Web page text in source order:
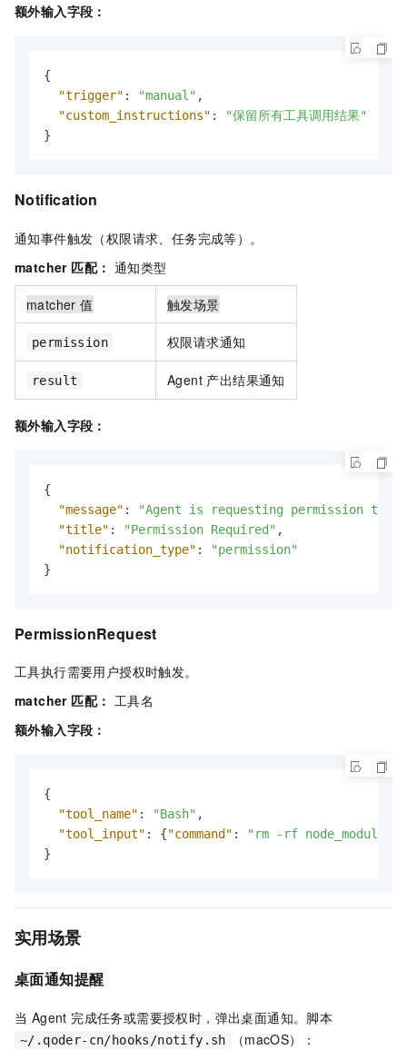
额外输入字段：
{
"trigger" : "manual" ,
"custom_instructions" :
"保留所有工具调用结果"
}
Notification
通知事件触发（权限请求、任务完成等）。
matcher 匹配： 通知类型
matcher 值 触发场景
permission 权限请求通知
result Agent 产出结果通知
额外输入字段：
{
"message" :
"Agent is requesting permission to
"title" : "Permission Required" ,
"notification_type" :
"permission"
}
PermissionRequest
工具执行需要用户授权时触发。
matcher 匹配： 工具名
额外输入字段：
{
"tool_name" : "Bash" ,
"tool_input" : {"command" : "rm -rf node_modules"
}
实用场景
桌面通知提醒
当 Agent 完成任务或需要授权时，弹出桌面通知。脚本
~/.qoder-cn/hooks/notify.sh （macOS）：